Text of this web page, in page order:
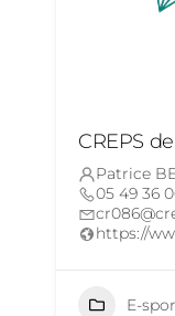
CREPS
Patrice
05 49 36
https://
E-